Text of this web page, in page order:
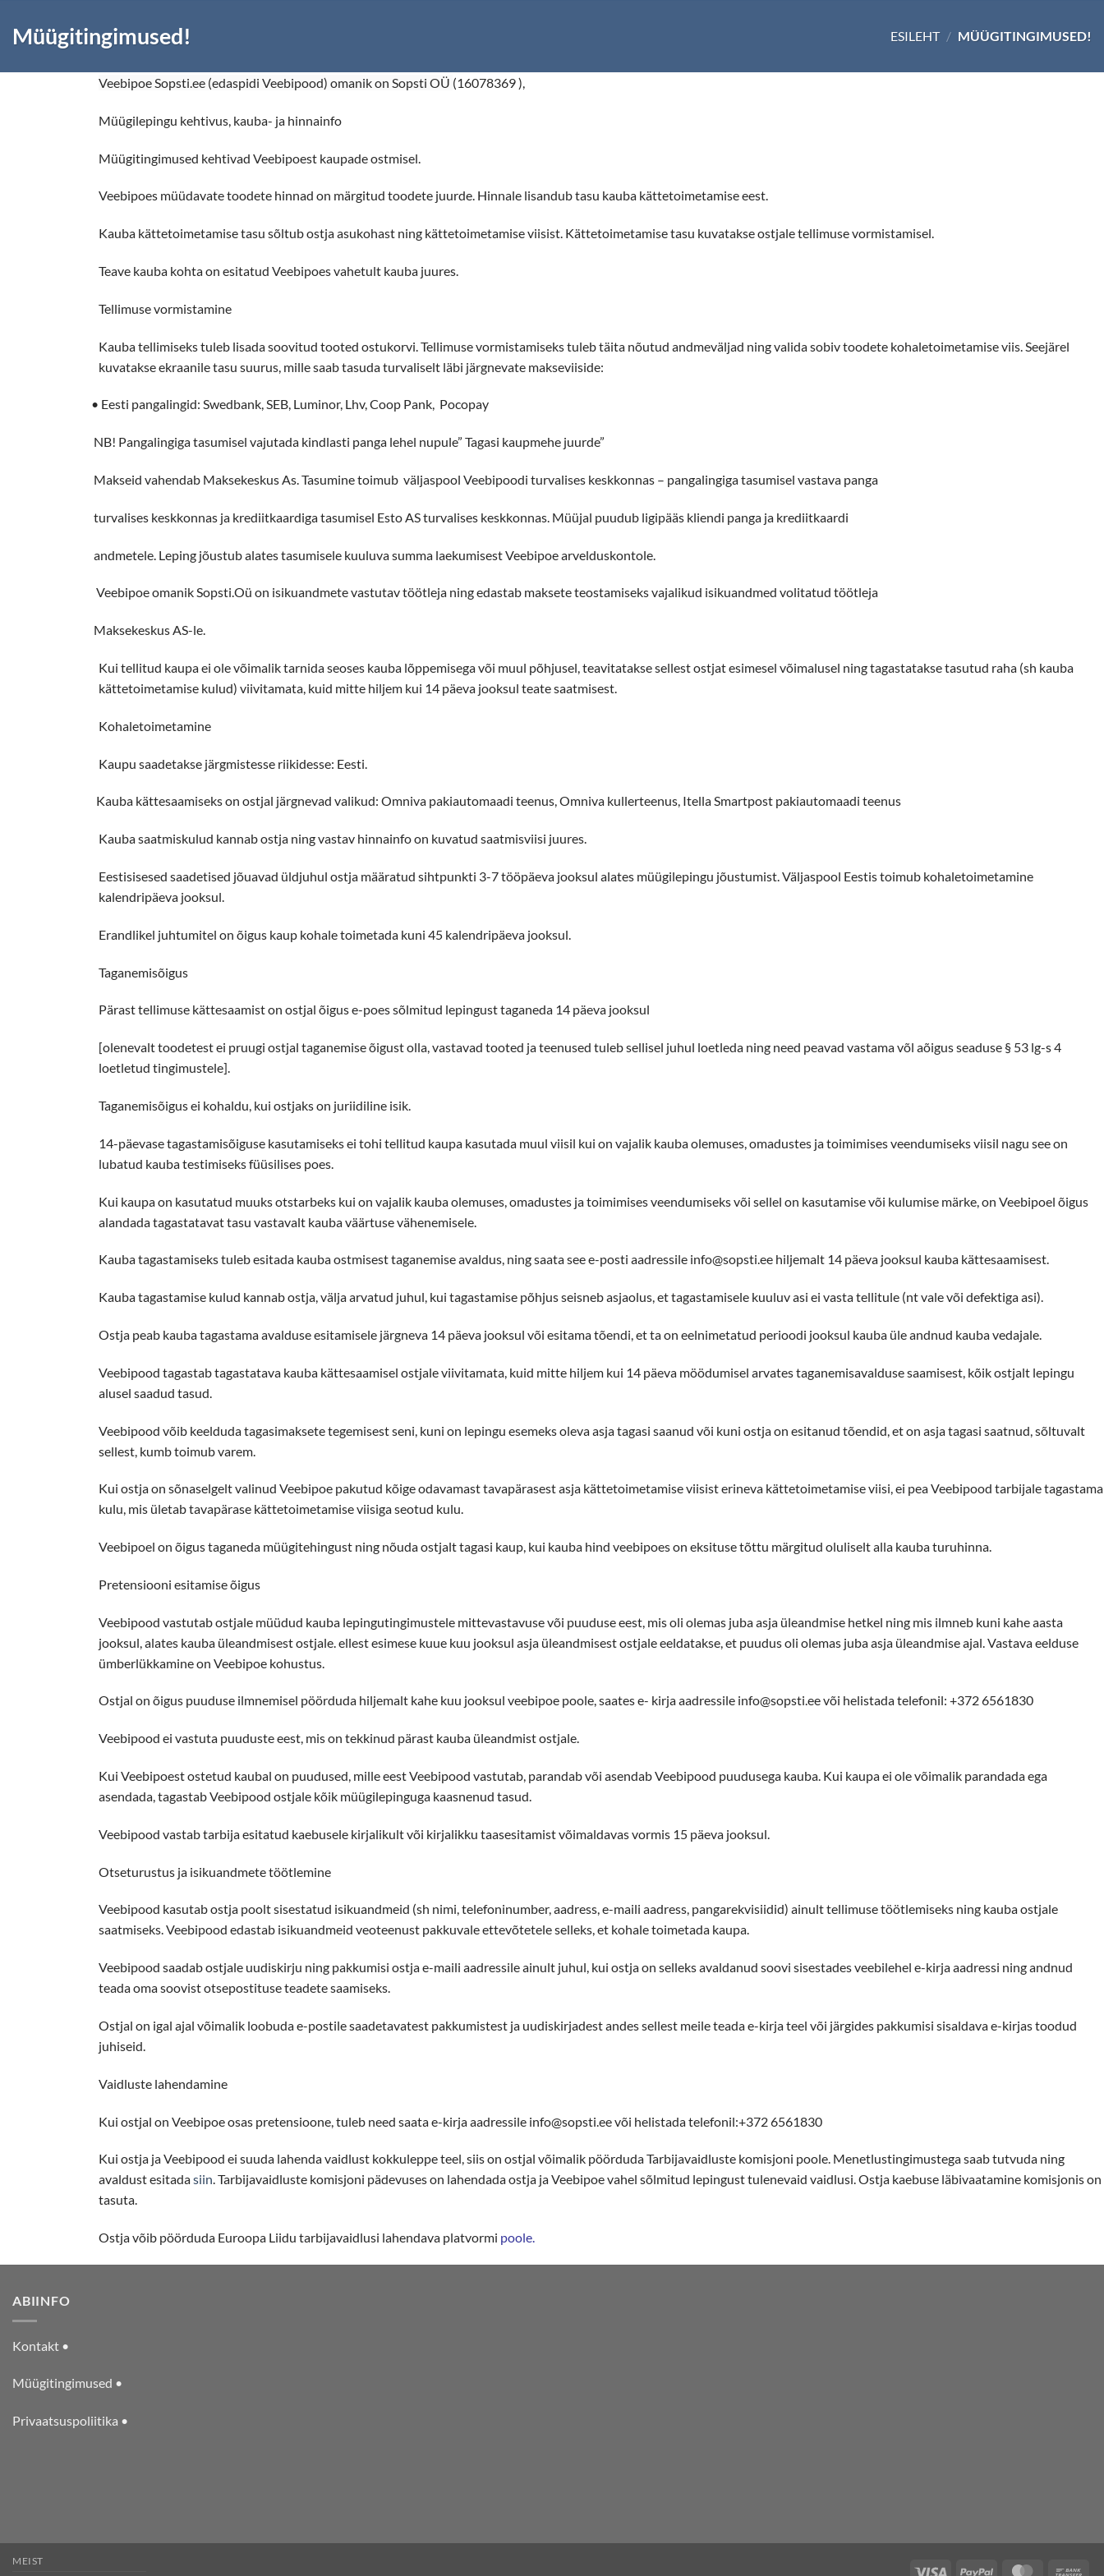
Müügitingimused! ESILEHT / MÜÜGITINGIMUSED!
Veebipoe Sopsti.ee (edaspidi Veebipood) omanik on Sopsti OÜ (16078369 ),
Müügilepingu kehtivus, kauba- ja hinnainfo
Müügitingimused kehtivad Veebipoest kaupade ostmisel.
Veebipoes müüdavate toodete hinnad on märgitud toodete juurde. Hinnale lisandub tasu kauba kättetoimetamise eest.
Kauba kättetoimetamise tasu sõltub ostja asukohast ning kättetoimetamise viisist. Kättetoimetamise tasu kuvatakse ostjale tellimuse vormistamisel.
Teave kauba kohta on esitatud Veebipoes vahetult kauba juures.
Tellimuse vormistamine
Kauba tellimiseks tuleb lisada soovitud tooted ostukorvi. Tellimuse vormistamiseks tuleb täita nõutud andmeväljad ning valida sobiv toodete kohaletoimetamise viis. Seejärel
kuvatakse ekraanile tasu suurus, mille saab tasuda turvaliselt läbi järgnevate makseviiside:
• Eesti pangalingid: Swedbank, SEB, Luminor, Lhv, Coop Pank, Pocopay
NB! Pangalingiga tasumisel vajutada kindlasti panga lehel nupule” Tagasi kaupmehe juurde”
Makseid vahendab Maksekeskus As. Tasumine toimub väljaspool Veebipoodi turvalises keskkonnas – pangalingiga tasumisel vastava panga
turvalises keskkonnas ja krediitkaardiga tasumisel Esto AS turvalises keskkonnas. Müüjal puudub ligipääs kliendi panga ja krediitkaardi
andmetele. Leping jõustub alates tasumisele kuuluva summa laekumisest Veebipoe arvelduskontole.
Veebipoe omanik Sopsti.Oü on isikuandmete vastutav töötleja ning edastab maksete teostamiseks vajalikud isikuandmed volitatud töötleja
Maksekeskus AS-le.
Kui tellitud kaupa ei ole võimalik tarnida seoses kauba lõppemisega või muul põhjusel, teavitatakse sellest ostjat esimesel võimalusel ning tagastatakse tasutud raha (sh kauba
kättetoimetamise kulud) viivitamata, kuid mitte hiljem kui 14 päeva jooksul teate saatmisest.
Kohaletoimetamine
Kaupu saadetakse järgmistesse riikidesse: Eesti.
Kauba kättesaamiseks on ostjal järgnevad valikud: Omniva pakiautomaadi teenus, Omniva kullerteenus, Itella Smartpost pakiautomaadi teenus
Kauba saatmiskulud kannab ostja ning vastav hinnainfo on kuvatud saatmisviisi juures.
Eestisisesed saadetised jõuavad üldjuhul ostja määratud sihtpunkti 3-7 tööpäeva jooksul alates müügilepingu jõustumist. Väljaspool Eestis toimub kohaletoimetamine
kalendripäeva jooksul.
Erandlikel juhtumitel on õigus kaup kohale toimetada kuni 45 kalendripäeva jooksul.
Taganemisõigus
Pärast tellimuse kättesaamist on ostjal õigus e-poes sõlmitud lepingust taganeda 14 päeva jooksul
[olenevalt toodetest ei pruugi ostjal taganemise õigust olla, vastavad tooted ja teenused tuleb sellisel juhul loetleda ning need peavad vastama võl aõigus seaduse § 53 lg-s 4
loetletud tingimustele].
Taganemisõigus ei kohaldu, kui ostjaks on juriidiline isik.
14-päevase tagastamisõiguse kasutamiseks ei tohi tellitud kaupa kasutada muul viisil kui on vajalik kauba olemuses, omadustes ja toimimises veendumiseks viisil nagu see on
lubatud kauba testimiseks füüsilises poes.
Kui kaupa on kasutatud muuks otstarbeks kui on vajalik kauba olemuses, omadustes ja toimimises veendumiseks või sellel on kasutamise või kulumise märke, on Veebipoel õigus
alandada tagastatavat tasu vastavalt kauba väärtuse vähenemisele.
Kauba tagastamiseks tuleb esitada kauba ostmisest taganemise avaldus, ning saata see e-posti aadressile info@sopsti.ee hiljemalt 14 päeva jooksul kauba kättesaamisest.
Kauba tagastamise kulud kannab ostja, välja arvatud juhul, kui tagastamise põhjus seisneb asjaolus, et tagastamisele kuuluv asi ei vasta tellitule (nt vale või defektiga asi).
Ostja peab kauba tagastama avalduse esitamisele järgneva 14 päeva jooksul või esitama tõendi, et ta on eelnimetatud perioodi jooksul kauba üle andnud kauba vedajale.
Veebipood tagastab tagastatava kauba kättesaamisel ostjale viivitamata, kuid mitte hiljem kui 14 päeva möödumisel arvates taganemisavalduse saamisest, kõik ostjalt lepingu
alusel saadud tasud.
Veebipood võib keelduda tagasimaksete tegemisest seni, kuni on lepingu esemeks oleva asja tagasi saanud või kuni ostja on esitanud tõendid, et on asja tagasi saatnud, sõltuvalt
sellest, kumb toimub varem.
Kui ostja on sõnaselgelt valinud Veebipoe pakutud kõige odavamast tavapärasest asja kättetoimetamise viisist erineva kättetoimetamise viisi, ei pea Veebipood tarbijale tagastama
kulu, mis ületab tavapärase kättetoimetamise viisiga seotud kulu.
Veebipoel on õigus taganeda müügitehingust ning nõuda ostjalt tagasi kaup, kui kauba hind veebipoes on eksituse tõttu märgitud oluliselt alla kauba turuhinna.
Pretensiooni esitamise õigus
Veebipood vastutab ostjale müüdud kauba lepingutingimustele mittevastavuse või puuduse eest, mis oli olemas juba asja üleandmise hetkel ning mis ilmneb kuni kahe aasta
jooksul, alates kauba üleandmisest ostjale. ellest esimese kuue kuu jooksul asja üleandmisest ostjale eeldatakse, et puudus oli olemas juba asja üleandmise ajal. Vastava eelduse
ümberlükkamine on Veebipoe kohustus.
Ostjal on õigus puuduse ilmnemisel pöörduda hiljemalt kahe kuu jooksul veebipoe poole, saates e- kirja aadressile info@sopsti.ee või helistada telefonil: +372 6561830
Veebipood ei vastuta puuduste eest, mis on tekkinud pärast kauba üleandmist ostjale.
Kui Veebipoest ostetud kaubal on puudused, mille eest Veebipood vastutab, parandab või asendab Veebipood puudusega kauba. Kui kaupa ei ole võimalik parandada ega
asendada, tagastab Veebipood ostjale kõik müügilepinguga kaasnenud tasud.
Veebipood vastab tarbija esitatud kaebusele kirjalikult või kirjalikku taasesitamist võimaldavas vormis 15 päeva jooksul.
Otseturustus ja isikuandmete töötlemine
Veebipood kasutab ostja poolt sisestatud isikuandmeid (sh nimi, telefoninumber, aadress, e-maili aadress, pangarekvisiidid) ainult tellimuse töötlemiseks ning kauba ostjale
saatmiseks. Veebipood edastab isikuandmeid veoteenust pakkuvale ettevõtetele selleks, et kohale toimetada kaupa.
Veebipood saadab ostjale uudiskirju ning pakkumisi ostja e-maili aadressile ainult juhul, kui ostja on selleks avaldanud soovi sisestades veebilehel e-kirja aadressi ning andnud
teada oma soovist otsepostituse teadete saamiseks.
Ostjal on igal ajal võimalik loobuda e-postile saadetavatest pakkumistest ja uudiskirjadest andes sellest meile teada e-kirja teel või järgides pakkumisi sisaldava e-kirjas toodud
juhiseid.
Vaidluste lahendamine
Kui ostjal on Veebipoe osas pretensioone, tuleb need saata e-kirja aadressile info@sopsti.ee või helistada telefonil:+372 6561830
Kui ostja ja Veebipood ei suuda lahenda vaidlust kokkuleppe teel, siis on ostjal võimalik pöörduda Tarbijavaidluste komisjoni poole. Menetlustingimustega saab tutvuda ning
avaldust esitadasiin. Tarbijavaidluste komisjoni pädevuses on lahendada ostja ja Veebipoe vahel sõlmitud lepingust tulenevaid vaidlusi. Ostja kaebuse läbivaatamine komisjonis on
tasuta.
Ostja võib pöörduda Euroopa Liidu tarbijavaidlusi lahendava platvormi poole.
ABIINFO
Kontakt •
Müügitingimused •
Privaatsuspoliitika •
Visa PayPal MasterCard
MEIST